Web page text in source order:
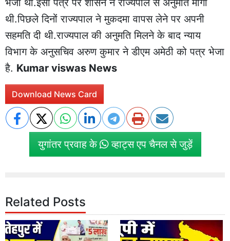
भेजा था.इसी पत्र पर शासन ने राज्यपाल से अनुमति मांगी
थी.पिछले दिनों राज्यपाल ने मुकदमा वापस लेने पर अपनी
सहमति दी थी.राज्यपाल की अनुमति मिलने के बाद न्याय
विभाग के अनुसचिव अरुण कुमार ने डीएम अमेठी को पत्र भेजा
है. Kumar viswas News
Download News Card
युगांतर प्रवाह के व्हाट्स एप चैनल से जुड़ें
Related Posts